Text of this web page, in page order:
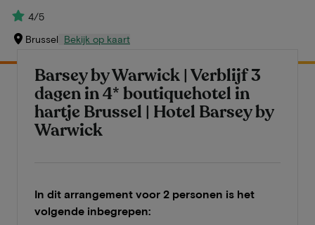
4/5
Brussel Bekijk op kaart
Barsey by Warwick | Verblijf 3
dagen in 4* boutiquehotel in
hartje Brussel | Hotel Barsey by
Warwick
In dit arrangement voor 2 personen is het
volgende inbegrepen: